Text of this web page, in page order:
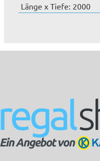
Länge x Tiefe: 2000